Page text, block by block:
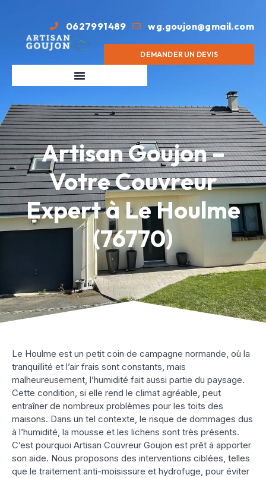
0627991489 wg.goujon@gmail.com
DEMANDER UN DEVIS
Artisan Goujon –
Votre Couvreur
Expert à Le Houlme
(76770)
Le Houlme est un petit coin de campagne normande, où la
tranquillité et l’air frais sont constants, mais
malheureusement, l’humidité fait aussi partie du paysage.
Cette condition, si elle rend le climat agréable, peut
entraîner de nombreux problèmes pour les toits des
maisons. Dans un tel contexte, le risque de dommages dus
à l’humidité, la mousse et les lichens sont très présents.
C’est pourquoi Artisan Couvreur Goujon est prêt à apporter
son aide. Nous proposons des interventions ciblées, telles
que le traitement anti-moisissure et hydrofuge, pour éviter